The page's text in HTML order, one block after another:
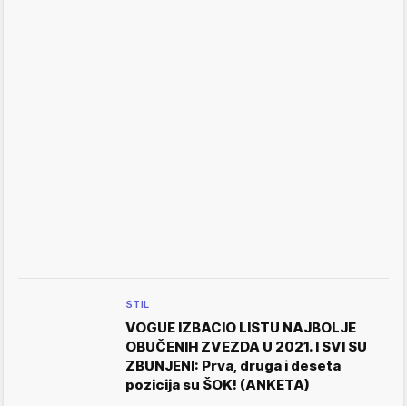
STIL
VOGUE IZBACIO LISTU NAJBOLJE
OBUČENIH ZVEZDA U 2021. I SVI SU
ZBUNJENI: Prva, druga i deseta
pozicija su ŠOK! (ANKETA)